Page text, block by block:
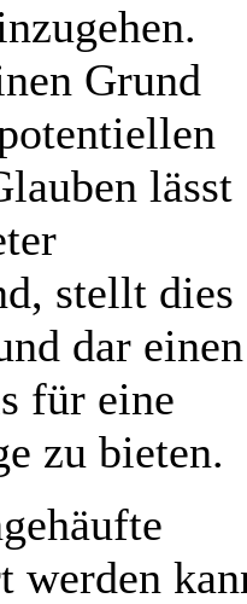
Grund
lässt
stellt dies
dar einen
für eine
zu bieten.
werden